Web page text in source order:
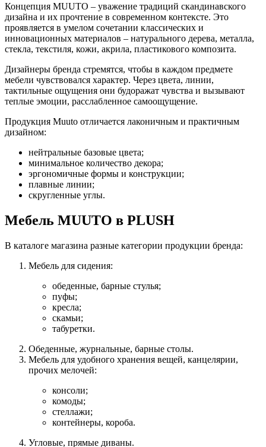
Концепция MUUTO – уважение традиций скандинавского
дизайна и их прочтение в современном контексте. Это
проявляется в умелом сочетании классических и
инновационных материалов – натурального дерева, металла,
стекла, текстиля, кожи, акрила, пластикового композита.
Дизайнеры бренда стремятся, чтобы в каждом предмете
мебели чувствовался характер. Через цвета, линии,
тактильные ощущения они будоражат чувства и вызывают
теплые эмоции, расслабленное самоощущение.
Продукция Muuto отличается лаконичным и практичным
дизайном:
нейтральные базовые цвета;
минимальное количество декора;
эргономичные формы и конструкции;
плавные линии;
скругленные углы.
Мебель MUUTO в PLUSH
В каталоге магазина разные категории продукции бренда:
Мебель для сидения:
обеденные, барные стулья;
пуфы;
кресла;
скамьи;
табуретки.
Обеденные, журнальные, барные столы.
Мебель для удобного хранения вещей, канцелярии,
прочих мелочей:
консоли;
комоды;
стеллажи;
контейнеры, короба.
Угловые, прямые диваны.